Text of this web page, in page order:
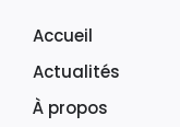
Accueil
Actualités
À propos